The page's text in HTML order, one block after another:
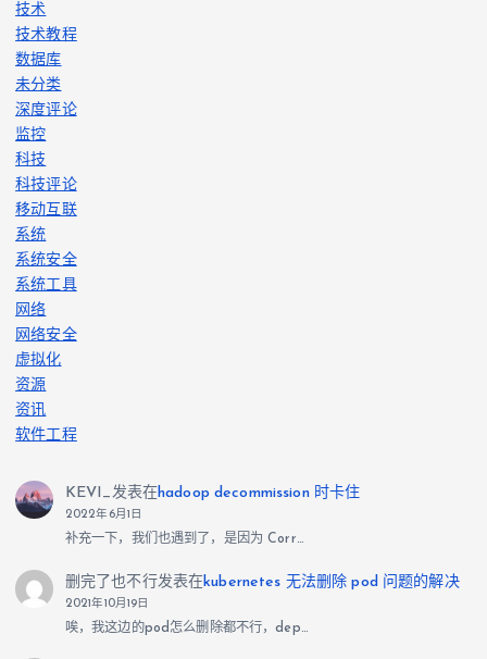
技术
技术教程
数据库
未分类
深度评论
监控
科技
科技评论
移动互联
系统
系统安全
系统工具
网络
网络安全
虚拟化
资源
资讯
软件工程
KEVI_发表在 hadoop decommission 时卡住
2022年6月1日
补充一下，我们也遇到了，是因为 Corr…
删完了也不行发表在kubernetes 无法删除 pod 问题的解决
2021年10月19日
唉，我这边的pod怎么删除都不行，dep…